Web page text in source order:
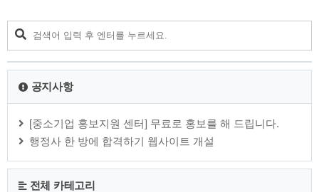
공지사항
[중소기업 홍보지원 센터] 무료로 홍보를 해 드립니다.
행정사 한 방에 합격하기 웹사이트 개설
전체 카테고리